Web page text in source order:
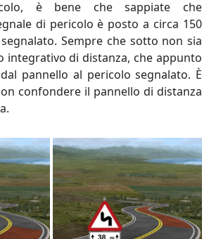
è bene che sappiate che
di pericolo è posto a circa 150
Sempre che sotto non sia
integrativo di distanza, che appunto
pannello al pericolo segnalato. È
confondere il pannello di distanza